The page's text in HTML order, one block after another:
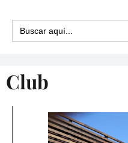
Buscar:
Club